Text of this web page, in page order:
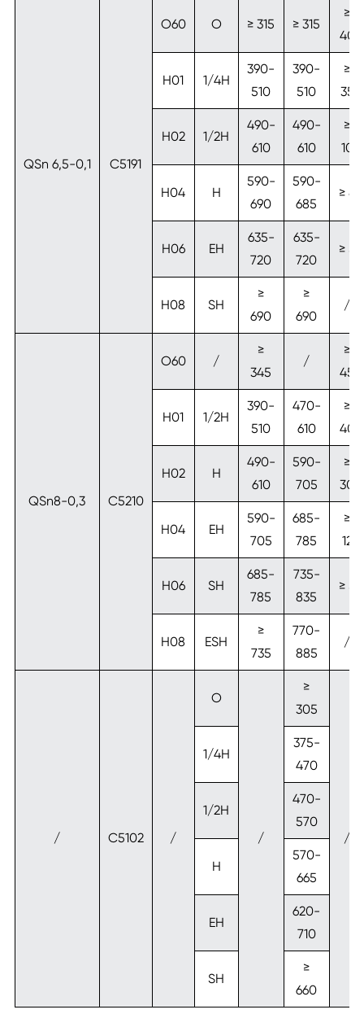
QSn 6,5-0,1 C5191
O60 O ≥ 315 ≥ 315
≥
40
H01 1/4H
390-
510
390-
510
≥
35
H02 1/2H
490-
610
490-
610
≥
10
H04 H
590-
690
590-
685
≥ 8
H06 EH
635-
720
635-
720
≥ 5
H08 SH
≥
690
≥
690
/
QSn8-0,3 C5210
O60 /
≥
345
/
≥
45
H01 1/2H
390-
510
470-
610
≥
40
H02 H
490-
610
590-
705
≥
30
H04 EH
590-
705
685-
785
≥
12
H06 SH
685-
785
735-
835
≥ 5
H08 ESH
≥
735
770-
885
/
/ C5102 /
O
/
≥
305
/
1/4H
375-
470
1/2H
470-
570
H
570-
665
EH
620-
710
SH
≥
660